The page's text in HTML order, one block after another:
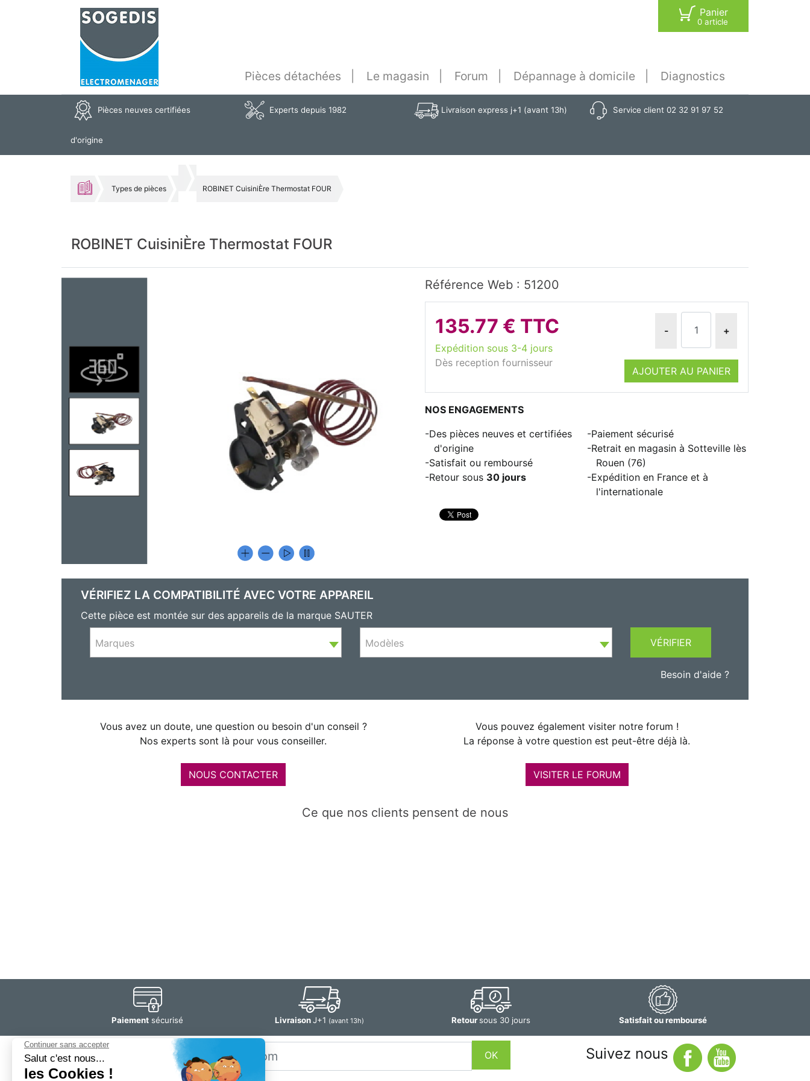
Panier
0 article
Pièces détachées Le magasin Forum Dépannage à domicile Diagnostics
Pièces neuves certifiées
d'origine
Experts depuis 1982 Livraison express j+1 (avant 13h) Service client 02 32 91 97 52
Types de pièces ROBINET CuisiniÈre Thermostat FOUR
ROBINET CuisiniÈre Thermostat FOUR
Référence Web : 51200
135.77 € TTC
Expédition sous 3-4 jours
Dès reception fournisseur
- +
AJOUTER AU PANIER
NOS ENGAGEMENTS
Des pièces neuves et certifiées
d'origine
Satisfait ou remboursé
Retour sous 30 jours
Paiement sécurisé
Retrait en magasin à Sotteville lès
Rouen (76)
Expédition en France et à
l'internationale
VÉRIFIEZ LA COMPATIBILITÉ AVEC VOTRE APPAREIL
Cette pièce est montée sur des appareils de la marque SAUTER
Marques Modèles VÉRIFIER
Besoin d'aide ?
Vous avez un doute, une question ou besoin d'un conseil ?
Nos experts sont là pour vous conseiller.
NOUS CONTACTER
Vous pouvez également visiter notre forum !
La réponse à votre question est peut-être déjà là.
VISITER LE FORUM
Ce que nos clients pensent de nous
Paiement sécurisé LivraisonJ+1 (avant 13h) Retoursous 30 jours Satisfait ou remboursé
Restez
informé
Email
OK Suivez nous